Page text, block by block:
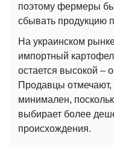
поэтому фермеры
сбывать продукцию
На украинском
импортный
остается высокой –
Продавцы отмечают,
минимален,
выбирает более
происхождения.